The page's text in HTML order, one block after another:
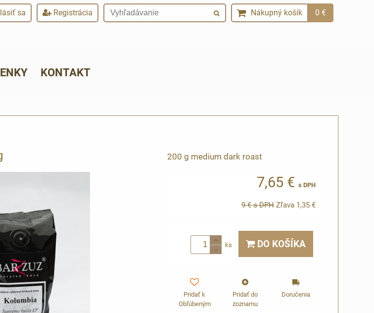
sa Registrácia Nákupný košík 0 €
KONTAKT
200 g medium dark roast
7,65 € s DPH
9 € s DPH Zľava 1,35 €
ks DO KOŠÍKA
Pridať k
Obľúbeným
Pridať do
zoznamu
Doručenia